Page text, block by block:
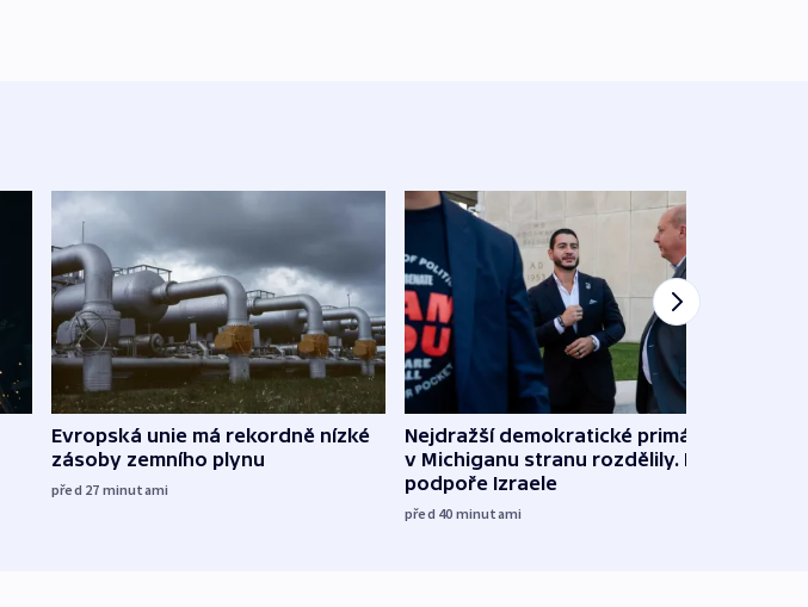
Evropská unie má rekordně nízké
zásoby zemního plynu
před 27 minutami
Nejdražší demokratické primárky
v Michiganu stranu rozdělily. Kvůli
podpoře Izraele
před 40 minutami